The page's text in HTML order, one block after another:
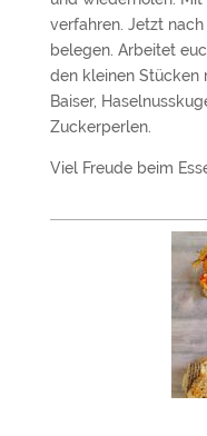
verfahren. Jetzt
belegen. Arbeitet
den kleinen Stücken
Baiser,
Zuckerperlen.
Viel Freude beim